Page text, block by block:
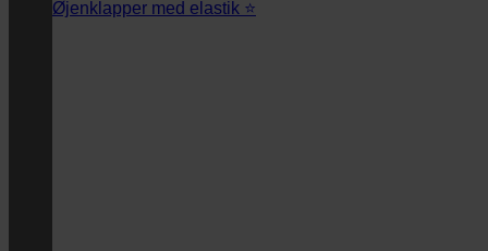
Øjenklapper med elastik ⭐